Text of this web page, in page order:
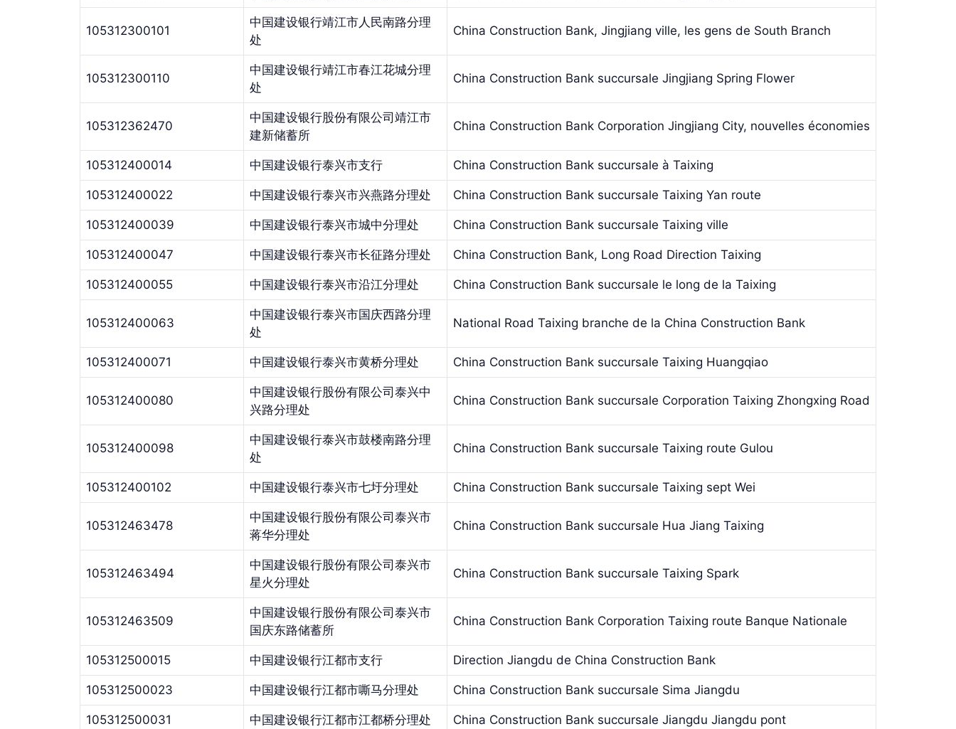
105312300101
中国建设银行靖江市人民南路分理
处
China Construction Bank, Jingjiang ville, les gens de South Branch
105312300110
中国建设银行靖江市春江花城分理
处
China Construction Bank succursale Jingjiang Spring Flower
105312362470
中国建设银行股份有限公司靖江市
建新储蓄所
China Construction Bank Corporation Jingjiang City, nouvelles économies
105312400014 中国建设银行泰兴市支行 China Construction Bank succursale à Taixing
105312400022 中国建设银行泰兴市兴燕路分理处 China Construction Bank succursale Taixing Yan route
105312400039 中国建设银行泰兴市城中分理处 China Construction Bank succursale Taixing ville
105312400047 中国建设银行泰兴市长征路分理处 China Construction Bank, Long Road Direction Taixing
105312400055 中国建设银行泰兴市沿江分理处 China Construction Bank succursale le long de la Taixing
105312400063
中国建设银行泰兴市国庆西路分理
处
National Road Taixing branche de la China Construction Bank
105312400071 中国建设银行泰兴市黄桥分理处 China Construction Bank succursale Taixing Huangqiao
105312400080
中国建设银行股份有限公司泰兴中
兴路分理处
China Construction Bank succursale Corporation Taixing Zhongxing Road
105312400098
中国建设银行泰兴市鼓楼南路分理
处
China Construction Bank succursale Taixing route Gulou
105312400102 中国建设银行泰兴市七圩分理处 China Construction Bank succursale Taixing sept Wei
105312463478
中国建设银行股份有限公司泰兴市
蒋华分理处
China Construction Bank succursale Hua Jiang Taixing
105312463494
中国建设银行股份有限公司泰兴市
星火分理处
China Construction Bank succursale Taixing Spark
105312463509
中国建设银行股份有限公司泰兴市
国庆东路储蓄所
China Construction Bank Corporation Taixing route Banque Nationale
105312500015 中国建设银行江都市支行 Direction Jiangdu de China Construction Bank
105312500023 中国建设银行江都市嘶马分理处 China Construction Bank succursale Sima Jiangdu
105312500031 中国建设银行江都市江都桥分理处 China Construction Bank succursale Jiangdu Jiangdu pont